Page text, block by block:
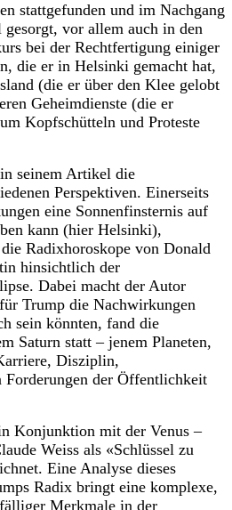
stattgefunden und im Nachgang
vor allem auch in den
bei der Rechtfertigung einiger
die er in Helsinki gemacht hat,
(die er über den Klee gelobt
Geheimdienste (die er
Kopfschütteln und Proteste
seinem Artikel die
Perspektiven. Einerseits
eine Sonnenfinsternis auf
kann (hier Helsinki),
Radixhoroskope von Donald
hinsichtlich der
Dabei macht der Autor
Trump die Nachwirkungen
sein könnten, fand die
Saturn statt – jenem Planeten,
Disziplin,
Forderungen der Öffentlichkeit
Konjunktion mit der Venus –
Weiss als «Schlüssel zu
Eine Analyse dieses
Radix bringt eine komplexe,
Merkmale in der